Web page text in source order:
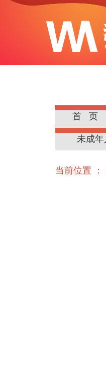
首页
公民道
未成年
当前位置 ：